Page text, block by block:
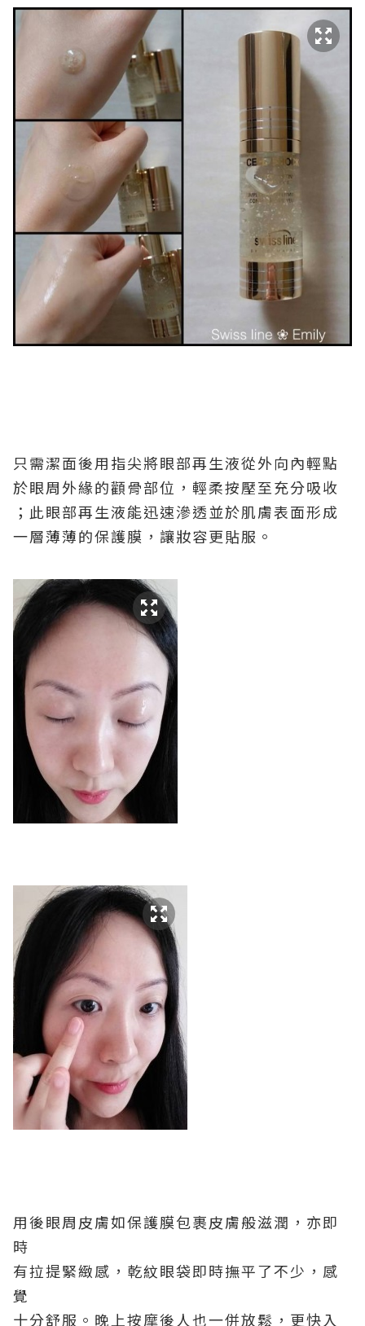
只需潔面後用指尖將眼部再生液從外向內輕點
於眼周外緣的顴骨部位，輕柔按壓至充分吸收
；此眼部再生液能迅速滲透並於肌膚表面形成
一層薄薄的保護膜，讓妝容更貼服。
用後眼周皮膚如保護膜包裹皮膚般滋潤，亦即
時
有拉提緊緻感，乾紋眼袋即時撫平了不少，感
覺
十分舒服。晚上按摩後人也一併放鬆，更快入